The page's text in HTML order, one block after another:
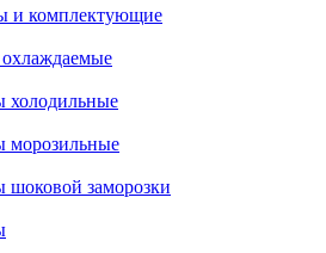
и комплектующие
заморозки